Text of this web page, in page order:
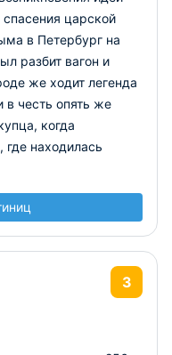
царской
в Петербург на
разбит вагон и
же ходит легенда
в честь опять же
когда
находилась
3